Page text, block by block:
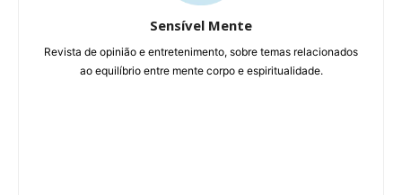
Sensível Mente
Revista de opinião e entretenimento, sobre temas relacionados
ao equilíbrio entre mente corpo e espiritualidade.